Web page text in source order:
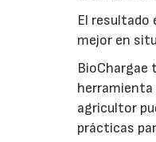
El resultado
mejor en
BioChargae
herramienta
agricultor
prácticas